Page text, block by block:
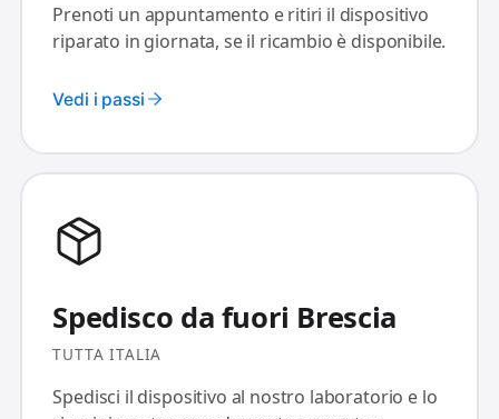
Prenoti un appuntamento e ritiri il dispositivo
riparato in giornata, se il ricambio è disponibile.
Vedi i passi
Spedisco da fuori Brescia
TUTTA ITALIA
Spedisci il dispositivo al nostro laboratorio e lo